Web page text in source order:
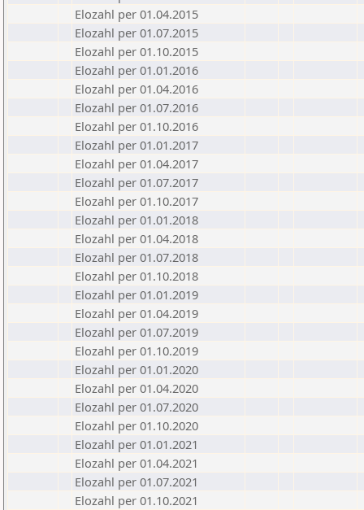
Elozahl per 01.04.2015
Elozahl per 01.07.2015
Elozahl per 01.10.2015
Elozahl per 01.01.2016
Elozahl per 01.04.2016
Elozahl per 01.07.2016
Elozahl per 01.10.2016
Elozahl per 01.01.2017
Elozahl per 01.04.2017
Elozahl per 01.07.2017
Elozahl per 01.10.2017
Elozahl per 01.01.2018
Elozahl per 01.04.2018
Elozahl per 01.07.2018
Elozahl per 01.10.2018
Elozahl per 01.01.2019
Elozahl per 01.04.2019
Elozahl per 01.07.2019
Elozahl per 01.10.2019
Elozahl per 01.01.2020
Elozahl per 01.04.2020
Elozahl per 01.07.2020
Elozahl per 01.10.2020
Elozahl per 01.01.2021
Elozahl per 01.04.2021
Elozahl per 01.07.2021
Elozahl per 01.10.2021